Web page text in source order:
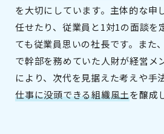
を大切にしています。主体的な申
任せたり、従業員と1対1の面談を
ても従業員思いの社長です。また
で幹部を務めていた人財が経営メ
により、次代を見据えた考えや手
仕事に没頭できる組織風土を醸成